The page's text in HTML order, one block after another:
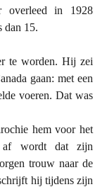
overleed in 1928
dan 15.
te worden. Hij zei
gaan: met een
voeren. Dat was
hem voor het
af wordt dat zijn
trouw naar de
hij tijdens zijn